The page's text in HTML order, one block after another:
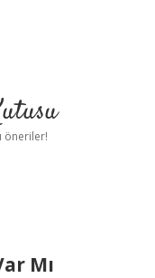
öneriler!
Mı